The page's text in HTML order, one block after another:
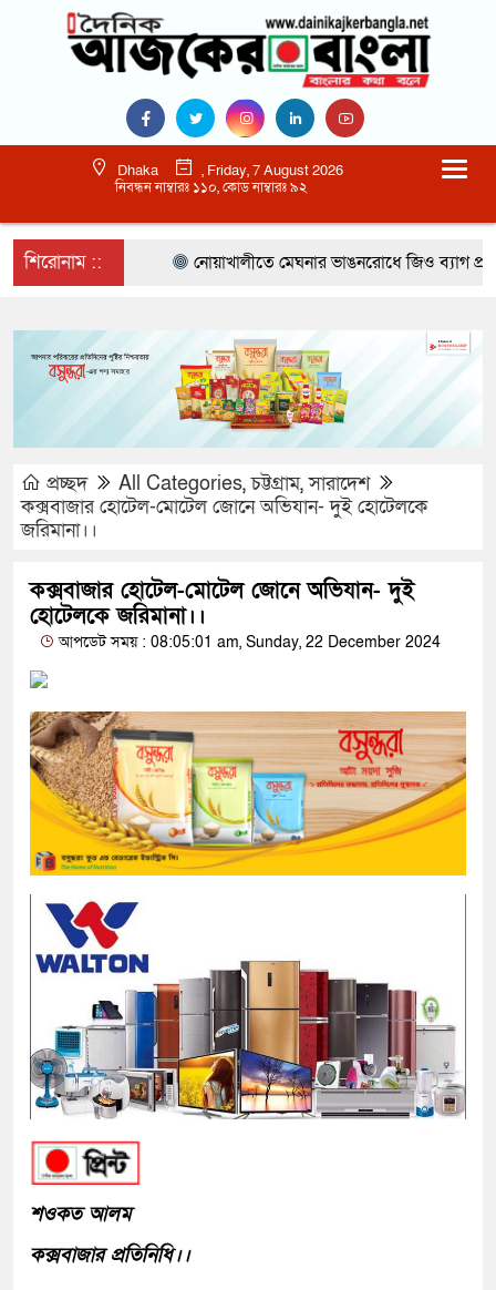
Dhaka
, Friday, 7 August 2026
নিবন্ধন নাম্বারঃ ১১০, কোড নাম্বারঃ ৯২
শিরোনাম :: নোয়াখালীতে মেঘনার ভাঙনরোধে জিও ব্যাগ
প্রচ্ছদ All Categories,চট্টগ্রাম,সারাদেশ
কক্সবাজার হোটেল-মোটেল জোনে অভিযান- দুই হোটেলকে
জরিমানা।।
কক্সবাজার হোটেল-মোটেল জোনে অভিযান- দুই
হোটেলকে জরিমানা।।
আপডেট সময় : 08:05:01 am, Sunday, 22 December 2024
শওকত আলম
কক্সবাজার প্রতিনিধি।।